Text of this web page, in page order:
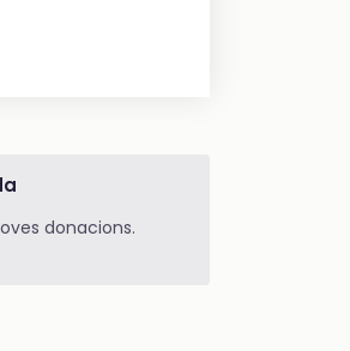
donacions.